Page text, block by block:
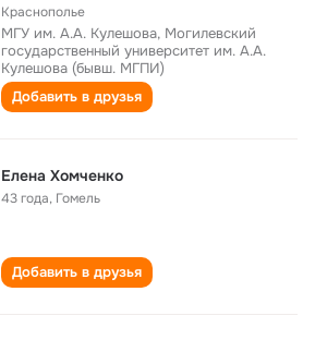
Краснополье
МГУ им. А.А. Кулешова, Могилевский
государственный университет им. А.А.
Кулешова (бывш. МГПИ)
Добавить в друзья
Елена Хомченко
43 года, Гомель
Добавить в друзья